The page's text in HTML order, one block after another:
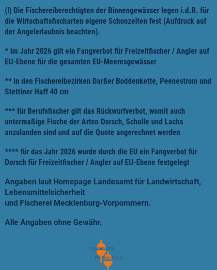
(!) Die Fischereiberechtigten der Binnengewässer legen i.d.R. für
die Wirtschaftsfischarten eigene Schonzeiten fest (Aufdruck auf
der Angelerlaubnis beachten).
* im Jahr 2026 gilt ein Fangverbot für Freizeitfischer / Angler auf
EU-Ebene für die gesamten EU-Meeresgewässer
** in den Fischereibezirken Darßer Boddenkette, Peenestrom und
Stettiner Haff 40 cm
*** für Berufsfischer gilt das Rückwurfverbot, womit auch
untermaßige Fische der Arten Dorsch, Scholle und Lachs
anzulanden sind und auf die Quote angerechnet werden
**** für das Jahr 2026 wurde durch die EU ein Fangverbot für
Dorsch für Freizeitfischer / Angler auf EU-Ebene festgelegt
Angaben laut Homepage Landesamt für Landwirtschaft,
Lebensmittelsicherheit
und Fischerei Mecklenburg-Vorpommern.
Alle Angaben ohne Gewähr.